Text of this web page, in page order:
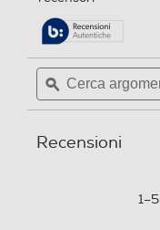
Leggi
recensioni
per
LEGO
-
GREAT
Pala
Cerca
argomenti
e
ϙ
Recensioni